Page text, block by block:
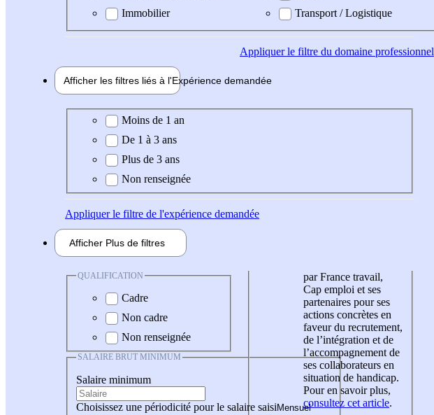
Immobilier
Transport / Logistique
Appliquerle filtre du domaine professionnel
Afficher les filtres liés à l'Expérience demandée
Expérience demandée
Moins de 1 an
De 1 à 3 ans
Plus de 3 ans
Non renseignée
Appliquerle filtre de l'expérience demandée
Afficher Plus de filtres
QUALIFICATION
Cadre
Non cadre
Non renseignée
SALAIRE BRUT MINIMUM
Salaire minimum
Choisissez une périodicité pour le salaire saisi
par France travail,
Cap emploi et ses
partenaires pour ses
actions concrètes en
faveur du recrutement,
de l’intégration et de
l’accompagnement de
ses collaborateurs en
situation de handicap.
Pour en savoir plus,
consultez cet article.